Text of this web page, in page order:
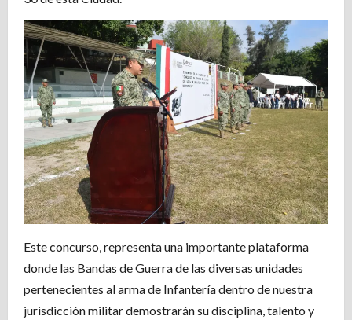
Este concurso, representa una importante plataforma
donde las Bandas de Guerra de las diversas unidades
pertenecientes al arma de Infantería dentro de nuestra
jurisdicción militar demostrarán su disciplina, talento y